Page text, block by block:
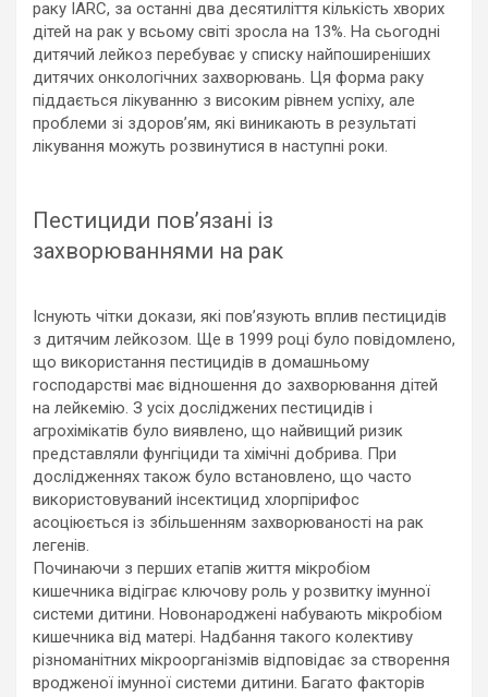
раку IARC, за останні два десятиліття кількість хворих
дітей на рак у всьому світі зросла на 13%. На сьогодні
дитячий лейкоз перебуває у списку найпоширеніших
дитячих онкологічних захворювань. Ця форма раку
піддається лікуванню з високим рівнем успіху, але
проблеми зі здоров’ям, які виникають в результаті
лікування можуть розвинутися в наступні роки.
Пестициди пов’язані із
захворюваннями на рак
Існують чітки докази, які пов’язують вплив пестицидів
з дитячим лейкозом. Ще в 1999 році було повідомлено,
що використання пестицидів в домашньому
господарстві має відношення до захворювання дітей
на лейкемію. З усіх досліджених пестицидів і
агрохімікатів було виявлено, що найвищий ризик
представляли фунгіциди та хімічні добрива. При
дослідженнях також було встановлено, що часто
використовуваний інсектицид хлорпірифос
асоціюється із збільшенням захворюваності на рак
легенів.
Починаючи з перших етапів життя мікробіом
кишечника відіграє ключову роль у розвитку імунної
системи дитини. Новонароджені набувають мікробіом
кишечника від матері. Надбання такого колективу
різноманітних мікроорганізмів відповідає за створення
вродженої імунної системи дитини. Багато факторів